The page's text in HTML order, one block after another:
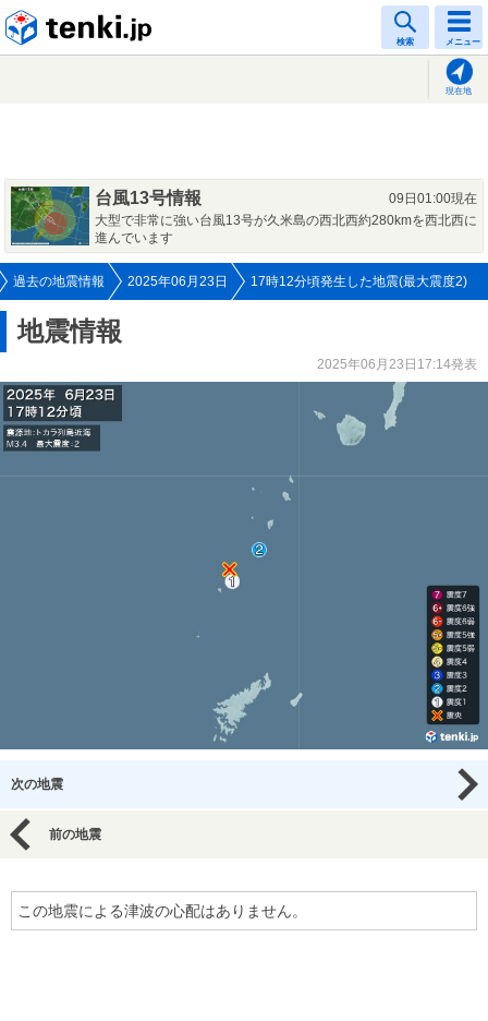
検索 メニュー
現在地
台風13号情報
09日01:00現在
大型で非常に強い台風13号が久米島の西北西約280kmを西北西に
進んでいます
過去の地震情報 2025年06月23日 17時12分頃発生した地震(最大震度2)
地震情報
2025年06月23日17:14発表
次の地震
前の地震
この地震による津波の心配はありません。